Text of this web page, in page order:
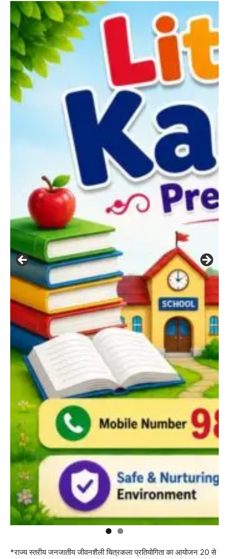
*राज्य स्तरीय जनजातीय जीवनशैली चित्रकला प्रतियोगिता का आयोजन 20 से